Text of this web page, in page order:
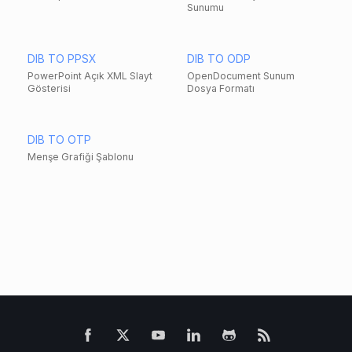
Sunumu
DIB TO PPSX
PowerPoint Açık XML Slayt
Gösterisi
DIB TO ODP
OpenDocument Sunum
Dosya Formatı
DIB TO OTP
Menşe Grafiği Şablonu